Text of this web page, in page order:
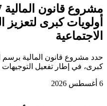
أولويات كبرى لتعزيز
الاجتماعية
كبرى، في إطار تفعيل التوجيهات
6 أغسطس 2026